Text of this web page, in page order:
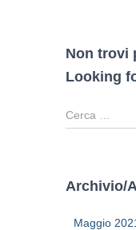
Non trovi
Looking
R
i
Archivio/
Maggio